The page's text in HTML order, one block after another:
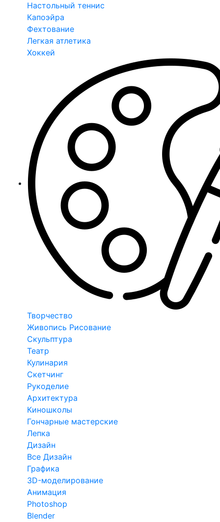
Настольный теннис
Капоэйра
Фехтование
Легкая атлетика
Хоккей
Творчество
Живопись Рисование
Скульптура
Театр
Кулинария
Скетчинг
Рукоделие
Архитектура
Киношколы
Гончарные мастерские
Лепка
Дизайн
Все Дизайн
Графика
3D-моделирование
Анимация
Photoshop
Blender